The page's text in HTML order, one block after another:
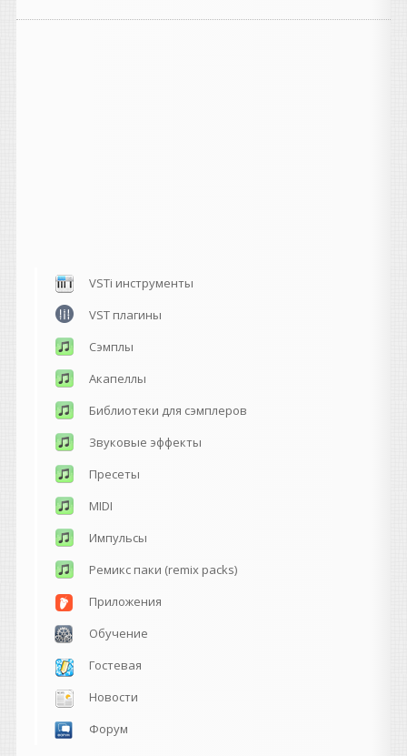
VSTi инструменты
VST плагины
Сэмплы
Акапеллы
Библиотеки для сэмплеров
Звуковые эффекты
Пресеты
MIDI
Импульсы
Ремикс паки (remix packs)
Приложения
Обучение
Гостевая
Новости
Форум